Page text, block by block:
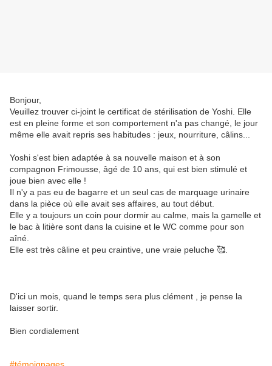
Bonjour,
Veuillez trouver ci-joint le certificat de stérilisation de Yoshi. Elle
est en pleine forme et son comportement n'a pas changé, le jour
même elle avait repris ses habitudes : jeux, nourriture, câlins...
Yoshi s'est bien adaptée à sa nouvelle maison et à son
compagnon Frimousse, âgé de 10 ans, qui est bien stimulé et
joue bien avec elle !
Il n'y a pas eu de bagarre et un seul cas de marquage urinaire
dans la pièce où elle avait ses affaires, au tout début.
Elle y a toujours un coin pour dormir au calme, mais la gamelle et
le bac à litière sont dans la cuisine et le WC comme pour son
aîné.
Elle est très câline et peu craintive, une vraie peluche 🥰.
D'ici un mois, quand le temps sera plus clément , je pense la
laisser sortir.
Bien cordialement